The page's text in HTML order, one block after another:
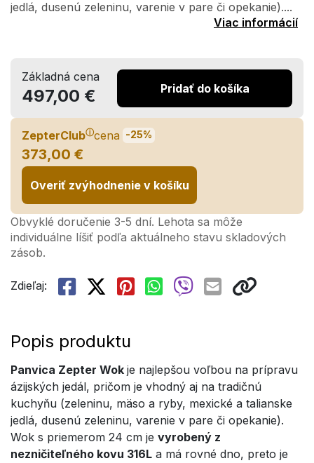
jedlá, dusenú zeleninu, varenie v pare či opekanie)....
Viac informácií
Základná cena
497,00 € Pridať do košíka
ZepterClubⓘcena -25%
373,00 €
Overiť zvýhodnenie v košíku
Obvyklé doručenie 3-5 dní. Lehota sa môže
individuálne líšiť podľa aktuálneho stavu skladových
zásob.
Zdieľaj:
Popis produktu
Panvica Zepter Wok je najlepšou voľbou na prípravu
ázijských jedál, pričom je vhodný aj na tradičnú
kuchyňu (zeleninu, mäso a ryby, mexické a talianske
jedlá, dusenú zeleninu, varenie v pare či opekanie).
Wok s priemerom 24 cm je vyrobený z
nezničiteľného kovu 316L a má rovné dno, preto je